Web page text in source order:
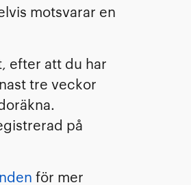
motsvarar en
efter att du har
tre veckor
på
för mer